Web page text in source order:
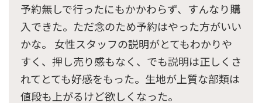
予約無しで行ったにもかかわらず、すんなり購
入できた。ただ念のため予約はやった方がいい
かな。 女性スタッフの説明がとてもわかりや
すく、押し売り感もなく、でも説明は正しくさ
れてとても好感をもった。生地が上質な部類は
値段も上がるけど欲しくなった。